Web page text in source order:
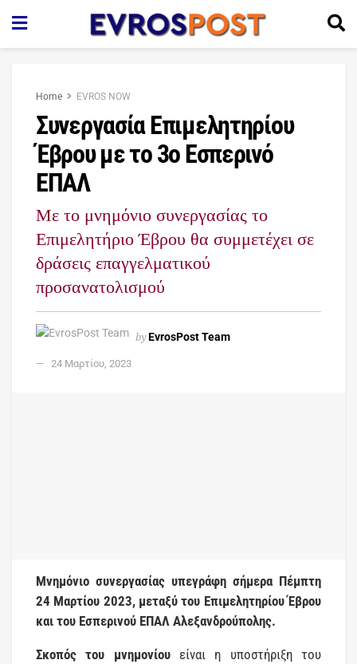
Home EVROS NOW
Συνεργασία Επιμελητηρίου
Έβρου με το 3ο Εσπερινό
ΕΠΑΛ
Με το μνημόνιο συνεργασίας το
Επιμελητήριο Έβρου θα συμμετέχει σε
δράσεις επαγγελματικού
προσανατολισμού
byEvrosPost Team
24 Μαρτίου, 2023
Μνημόνιο συνεργασίας υπεγράφη σήμερα Πέμπτη
24 Μαρτίου 2023, μεταξύ του Επιμελητηρίου Έβρου
και του Εσπερινού ΕΠΑΛ Αλεξανδρούπολης.
Σκοπός του μνημονίουείναι η υποστήριξη του